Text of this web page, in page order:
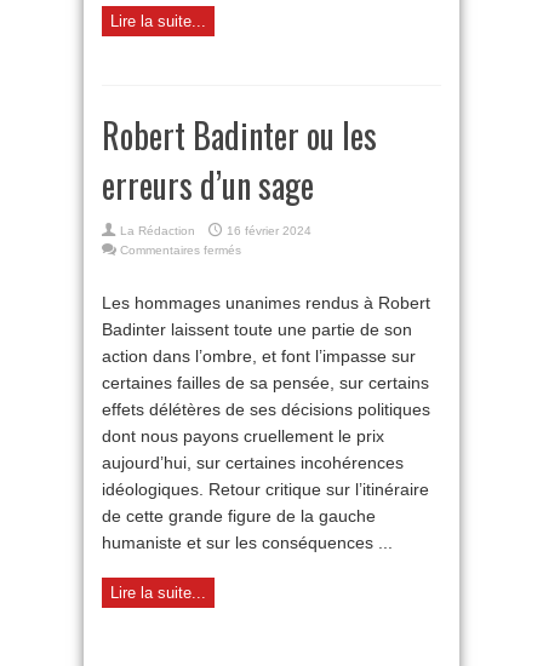
Lire la suite...
Robert Badinter ou les
erreurs d’un sage
La Rédaction
16 février 2024
Commentaires fermés
ou
les
d’un
sage
Les hommages unanimes rendus à Robert
Badinter laissent toute une partie de son
action dans l’ombre, et font l’impasse sur
certaines failles de sa pensée, sur certains
effets délétères de ses décisions politiques
dont nous payons cruellement le prix
aujourd’hui, sur certaines incohérences
idéologiques. Retour critique sur l’itinéraire
de cette grande figure de la gauche
humaniste et sur les conséquences ...
Lire la suite...